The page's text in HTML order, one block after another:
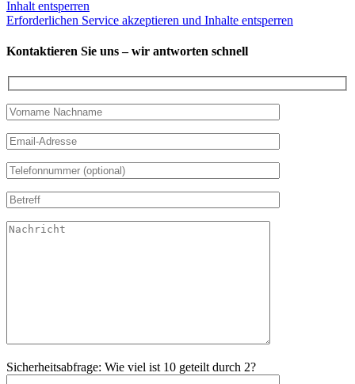
Inhalt entsperren
Erforderlichen Service akzeptieren und Inhalte entsperren
Kontaktieren Sie uns – wir antworten schnell
Sicherheitsabfrage: Wie viel ist 10 geteilt durch 2?